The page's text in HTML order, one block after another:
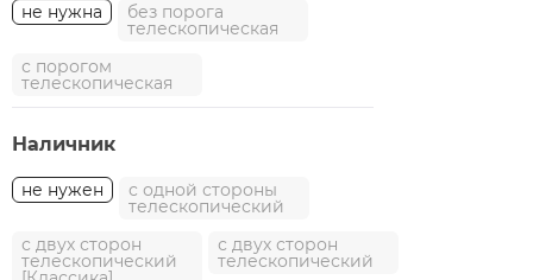
не нужна без порога
телескопическая
с порогом
телескопическая
Наличник
не нужен с одной стороны
телескопический
с двух сторон
телескопический
с двух сторон
телескопический